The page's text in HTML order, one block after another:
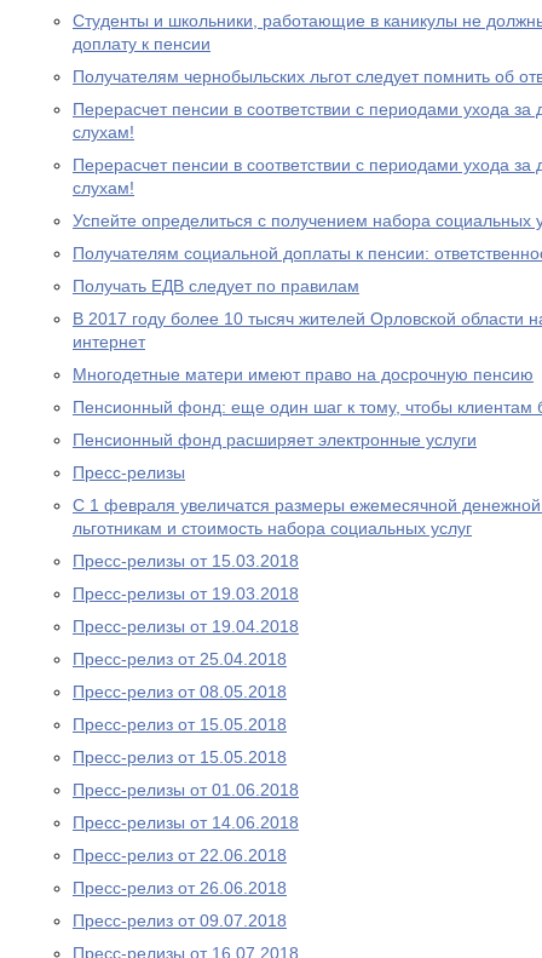
Студенты и школьники, работающие в каникулы не
доплату к пенсии
Получателям чернобыльских льгот следует помнить об
Перерасчет пенсии в соответствии с периодами ухода за
слухам!
Перерасчет пенсии в соответствии с периодами ухода за
слухам!
Успейте определиться с получением набора социальных
Получателям социальной доплаты к пенсии:
Получать ЕДВ следует по правилам
В 2017 году более 10 тысяч жителей Орловской области
интернет
Многодетные матери имеют право на досрочную пенсию
Пенсионный фонд: еще один шаг к тому, чтобы клиентам
Пенсионный фонд расширяет электронные услуги
Пресс-релизы
С 1 февраля увеличатся размеры ежемесячной
льготникам и стоимость набора социальных услуг
Пресс-релизы от 15.03.2018
Пресс-релизы от 19.03.2018
Пресс-релизы от 19.04.2018
Пресс-релиз от 25.04.2018
Пресс-релиз от 08.05.2018
Пресс-релиз от 15.05.2018
Пресс-релиз от 15.05.2018
Пресс-релизы от 01.06.2018
Пресс-релизы от 14.06.2018
Пресс-релиз от 22.06.2018
Пресс-релиз от 26.06.2018
Пресс-релиз от 09.07.2018
Пресс-релизы от 16.07.2018